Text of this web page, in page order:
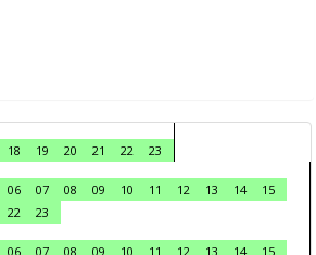
18 19 20 21 22
23
06 07 08 09 10 11 12 13 14
15
22
23
06 07 08 09 10 11 12 13 14
15